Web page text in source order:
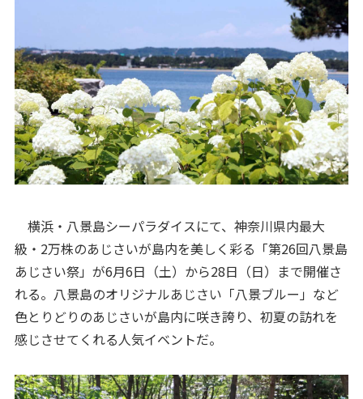
横浜・八景島シーパラダイスにて、神奈川県内最大
級・2万株のあじさいが島内を美しく彩る「第26回八景島
あじさい祭」が6月6日（土）から28日（日）まで開催さ
れる。八景島のオリジナルあじさい「八景ブルー」など
色とりどりのあじさいが島内に咲き誇り、初夏の訪れを
感じさせてくれる人気イベントだ。